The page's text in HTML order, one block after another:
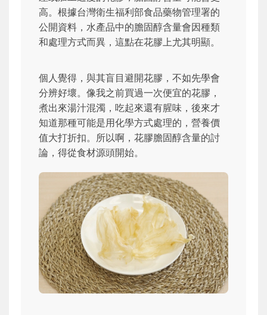
高。根據台灣衛生福利部食品藥物管理署的
公開資料，水產品中的膽固醇含量會因種類
和處理方式而異，這點在花膠上尤其明顯。
個人覺得，與其盲目避開花膠，不如先學會
分辨好壞。像我之前買過一次便宜的花膠，
煮出來湯汁混濁，吃起來還有腥味，後來才
知道那種可能是用化學方式處理的，營養價
值大打折扣。所以啊，花膠膽固醇含量的討
論，得從食材源頭開始。